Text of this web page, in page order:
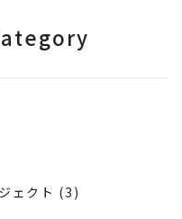
ェクト (3)